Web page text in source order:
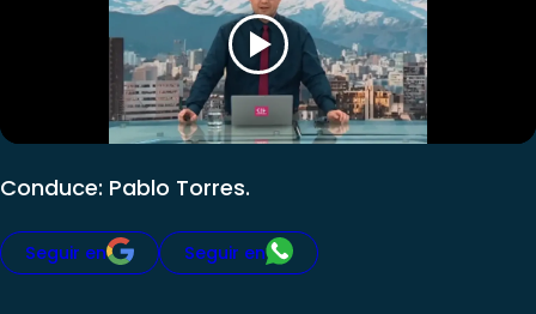
Conduce: Pablo Torres.
Seguir en Seguir en
Contigo en Directo
Plan Perfecto
El Tiempo
Sabingo